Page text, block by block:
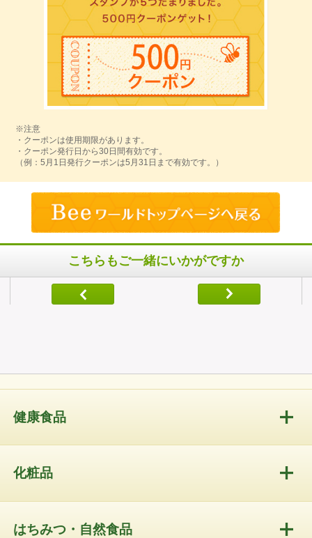
※注意
・クーポンは使用期限があります。
・クーポン発行日から30日間有効です。
（例：5月1日発行クーポンは5月31日まで有効です。）
こちらもご一緒にいかがですか
健康食品
化粧品
はちみつ・自然食品